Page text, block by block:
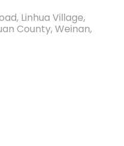
Linhua Village,
County, Weinan,